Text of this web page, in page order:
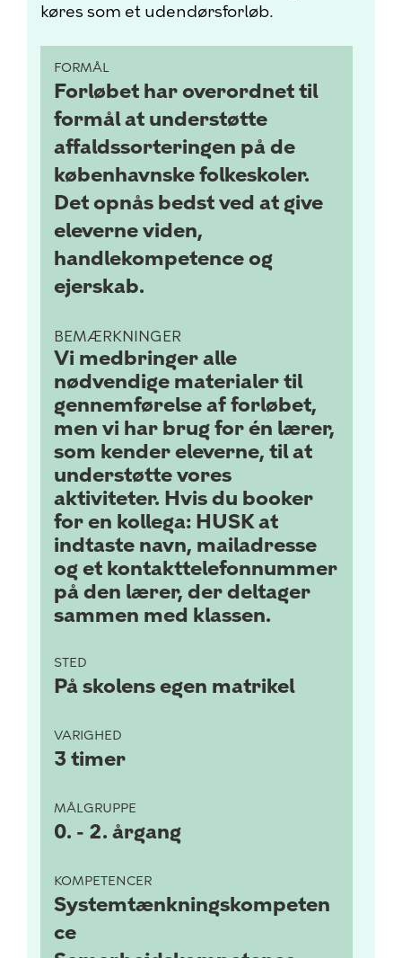
køres som et udendørsforløb.
FORMÅL
Forløbet har overordnet til
formål at understøtte
affaldssorteringen på de
københavnske folkeskoler.
Det opnås bedst ved at give
eleverne viden,
handlekompetence og
ejerskab.
BEMÆRKNINGER
Vi medbringer alle
nødvendige materialer til
gennemførelse af forløbet,
men vi har brug for én lærer,
som kender eleverne, til at
understøtte vores
aktiviteter. Hvis du booker
for en kollega: HUSK at
indtaste navn, mailadresse
og et kontakttelefonnummer
på den lærer, der deltager
sammen med klassen.
STED
På skolens egen matrikel
VARIGHED
3 timer
MÅLGRUPPE
0. - 2. årgang
KOMPETENCER
Systemtænkningskompeten
ce